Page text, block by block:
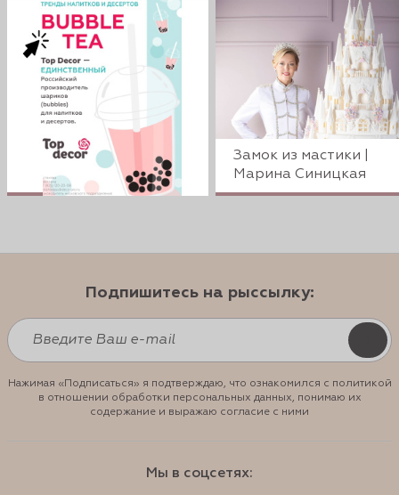
Замок из мастики |
Марина Синицкая
Подпишитесь на рыссылку:
Нажимая «Подписаться» я подтверждаю, что ознакомился с политикой
в отношении обработки персональных данных, понимаю их
содержание и выражаю согласие с ними
Мы в соцсетях: